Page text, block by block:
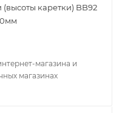
каретки) BB92
магазина и
магазинах